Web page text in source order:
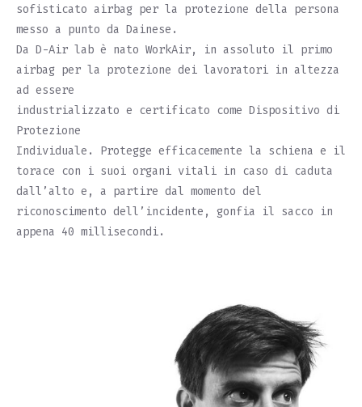
sofisticato airbag per la protezione della persona
messo a punto da Dainese.
Da D-Air lab è nato WorkAir, in assoluto il primo
airbag per la protezione dei lavoratori in altezza
ad essere
industrializzato e certificato come Dispositivo di
Protezione
Individuale. Protegge efficacemente la schiena e il
torace con i suoi organi vitali in caso di caduta
dall’alto e, a partire dal momento del
riconoscimento dell’incidente, gonfia il sacco in
appena 40 millisecondi.